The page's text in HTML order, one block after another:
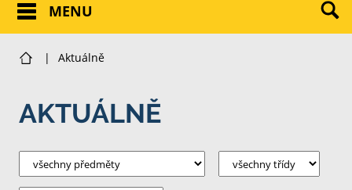
MENU
| Aktuálně
AKTUÁLNĚ